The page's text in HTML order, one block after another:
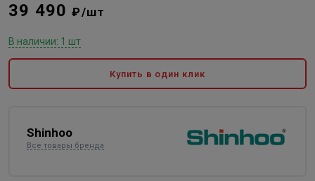
39 490₽/шт
В наличии: 1 шт
Купить в один клик
Shinhoo
Все товары бренда